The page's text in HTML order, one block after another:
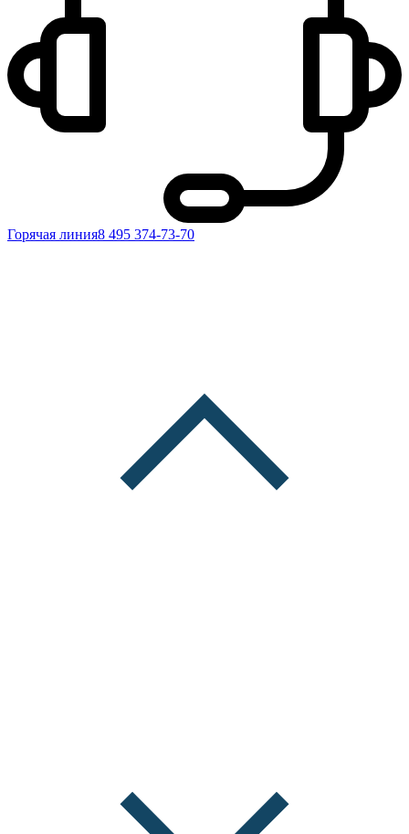
Горячая линия8 495 374-73-70